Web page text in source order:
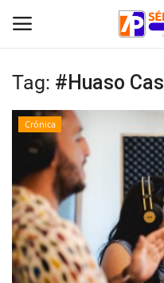
Inicio
Crónica
Policial
Tribunales
Deporte
Tag: #Huaso
Crónica